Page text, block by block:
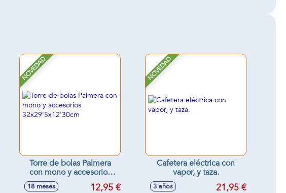
NOVEDAD
Torre de bolas Palmera
con mono y accesorios
32x29'5x12'30cm
18 meses 12,95 €
NOVEDAD
Cafetera eléctrica con
vapor, y taza.
3 años 21,95 €